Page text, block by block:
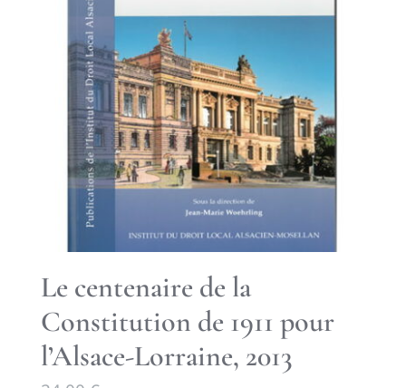
Le centenaire de la
Constitution de 1911 pour
l’Alsace-Lorraine, 2013